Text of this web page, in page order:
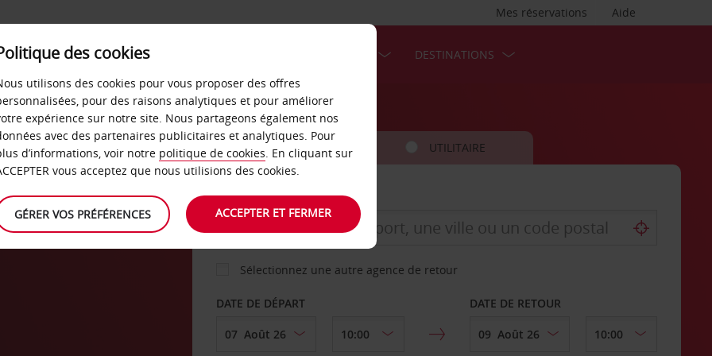
Aide
Mes réservations
LIBRE-SERVICE DESTINATIONS
VOITURE UTILITAIRE
AGENCE DE DÉPART
Sélectionnez une autre agence de retour
DATE DE DÉPART DATE DE RETOUR
des cookies
utilisons des cookies pour vous proposer des offres
pour des raisons analytiques et pour améliorer
expérience sur notre site. Nous partageons également nos
avec des partenaires publicitaires et analytiques. Pour
d’informations, voir notre politique de cookies. En cliquant sur
vous acceptez que nous utilisions des cookies.
GÉRER VOS PRÉFÉRENCES ACCEPTER ET FERMER